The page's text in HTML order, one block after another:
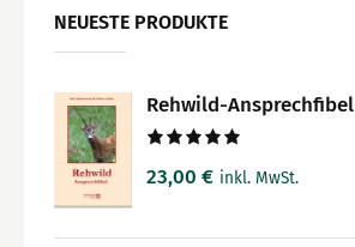
NEUESTE PRODUKTE
Rehwild-Ansprechfibel
mit5.00
23,00 € inkl. MwSt.